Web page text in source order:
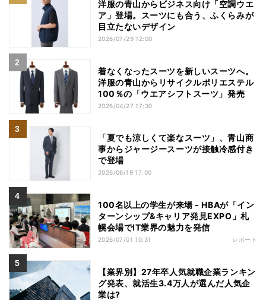
洋服の青山からビジネス向け「空調ウエ
ア」登場。スーツにも合う、ふくらみが
目立たないデザイン
2026/07/29 12:00
着なくなったスーツを新しいスーツへ。
洋服の青山からリサイクルポリエステル
100％の「ウエアシフトスーツ」発売
2026/04/27 17:30
「夏でも涼しくて楽なスーツ」、青山商
事からジャージースーツが接触冷感付き
で登場
2026/06/19 17:00
100名以上の学生が来場 - HBAが「イン
ターンシップ&キャリア発見EXPO」札
幌会場でIT業界の魅力を発信
2026/07/01 10:31 レポート
【業界別】27年卒人気就職企業ランキン
グ発表、就活生3.4万人が選んだ人気企
業は?